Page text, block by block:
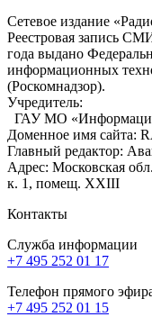
Сетевое издание
Реестровая запись
года выдано
информационных
(Роскомнадзор).
Учредитель:
ГАУ МО
Доменное имя сайта:
Главный редактор:
Адрес: Московская
к. 1, помещ. XXIII
Контакты
Служба информации
+7 495 252 01 17
Телефон прямого
+7 495 252 01 15